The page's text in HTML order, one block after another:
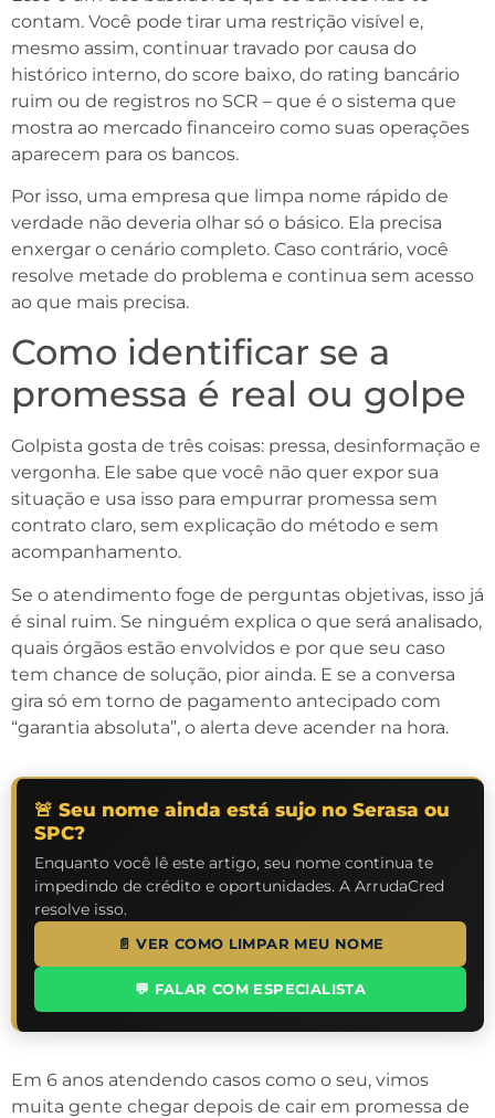
contam. Você pode tirar uma restrição visível e,
mesmo assim, continuar travado por causa do
histórico interno, do score baixo, do rating bancário
ruim ou de registros no SCR – que é o sistema que
mostra ao mercado financeiro como suas operações
aparecem para os bancos.
Por isso, uma empresa que limpa nome rápido de
verdade não deveria olhar só o básico. Ela precisa
enxergar o cenário completo. Caso contrário, você
resolve metade do problema e continua sem acesso
ao que mais precisa.
Como identificar se a
promessa é real ou golpe
Golpista gosta de três coisas: pressa, desinformação e
vergonha. Ele sabe que você não quer expor sua
situação e usa isso para empurrar promessa sem
contrato claro, sem explicação do método e sem
acompanhamento.
Se o atendimento foge de perguntas objetivas, isso já
é sinal ruim. Se ninguém explica o que será analisado,
quais órgãos estão envolvidos e por que seu caso
tem chance de solução, pior ainda. E se a conversa
gira só em torno de pagamento antecipado com
“garantia absoluta”, o alerta deve acender na hora.
🚨 Seu nome ainda está sujo no Serasa ou
SPC?
Enquanto você lê este artigo, seu nome continua te
impedindo de crédito e oportunidades. A ArrudaCred
resolve isso.
📄 VER COMO LIMPAR MEU NOME
💬 FALAR COM ESPECIALISTA
Em 6 anos atendendo casos como o seu, vimos
muita gente chegar depois de cair em promessa de